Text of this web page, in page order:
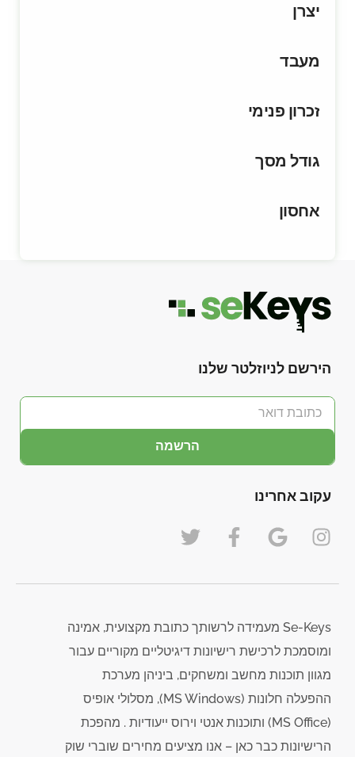
יצרן
מעבד
זכרון פנימי
גודל מסך
אחסון
הירשם לניוזלטר שלנו
הרשמה
עקוב אחרינו
Se-Keys מעמידה לרשותך כתובת מקצועית, אמינה
ומוסמכת לרכישת רישיונות דיגיטליים מקוריים עבור
מגוון תוכנות מחשב ומשחקים, ביניהן מערכת
ההפעלה חלונות (MS Windows), מסלולי אופיס
(MS Office) ותוכנות אנטי וירוס ייעודיות . מהפכת
הרישיונות כבר כאן – אנו מציעים מחירים שוברי שוק